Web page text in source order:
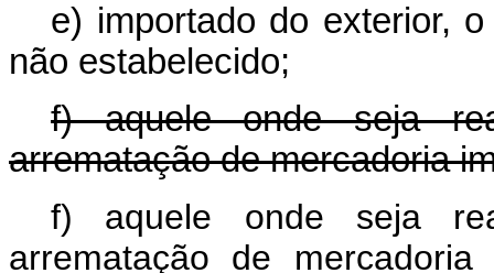
e) importado do exterior,
não estabelecido;
f) aquele onde seja
arrematação de mercadoria
f) aquele onde seja
arrematação de